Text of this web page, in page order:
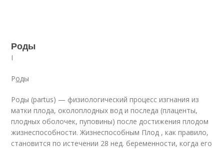
Роды
I
Роды
Роды (partus) — физиологический процесс изгнания из
матки плода, околоплодных вод и последа (плаценты,
плодных оболочек, пуповины) после достижения плодом
жизнеспособности. Жизнеспособным Плод , как правило,
становится по истечении 28 нед. беременности, когда его